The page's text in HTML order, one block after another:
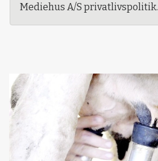
Mediehus A/S privatlivspolitik.